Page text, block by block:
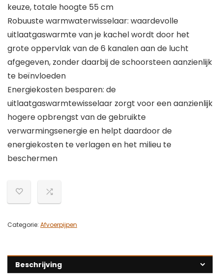
keuze, totale hoogte 55 cm
Robuuste warmwaterwisselaar: waardevolle
uitlaatgaswarmte van je kachel wordt door het
grote oppervlak van de 6 kanalen aan de lucht
afgegeven, zonder daarbij de schoorsteen aanzienlijk
te beïnvloeden
Energiekosten besparen: de
uitlaatgaswarmtewisselaar zorgt voor een aanzienlijk
hogere opbrengst van de gebruikte
verwarmingsenergie en helpt daardoor de
energiekosten te verlagen en het milieu te
beschermen
Categorie: Afvoerpijpen
Beschrijving